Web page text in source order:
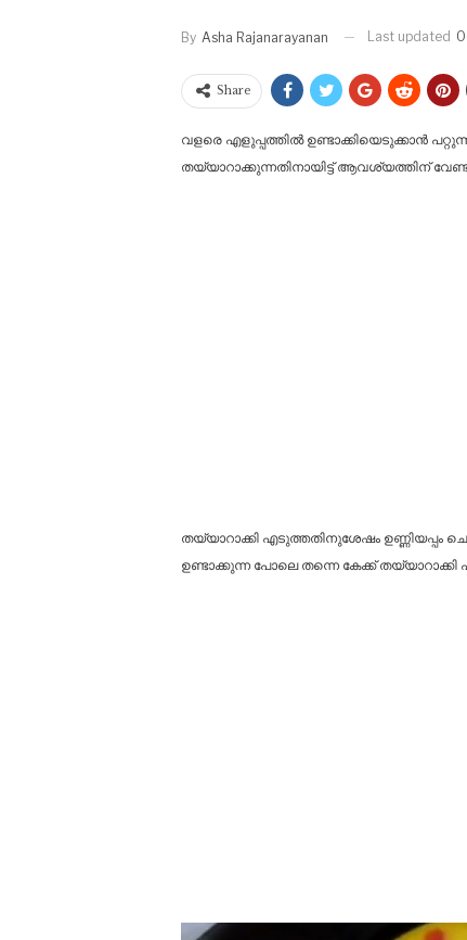
By Asha Rajanarayanan Last updated
Share
വളരെ എളുപ്പത്തിൽ ഉണ്ടാക്കിയെടുക്കാൻ
തയ്യാറാക്കുന്നതിനായിട്ട് ആവശ്യത്തിന്
തയ്യാറാക്കി എടുത്തതിനുശേഷം ഉണ്ണിയപ്പം
ഉണ്ടാക്കുന്ന പോലെ തന്നെ കേക്ക്